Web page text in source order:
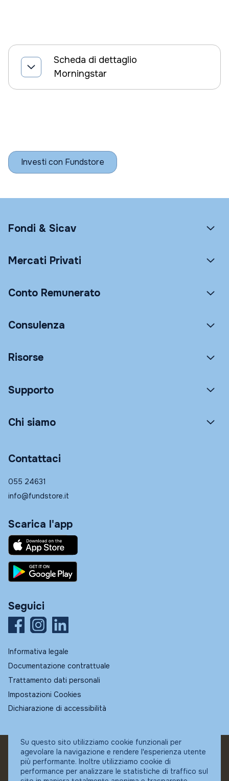
Scheda di dettaglio
Morningstar
Investi con Fundstore
Fondi & Sicav
Mercati Privati
Conto Remunerato
Consulenza
Risorse
Supporto
Chi siamo
Contattaci
055 24631
info@fundstore.it
Scarica l'app
Seguici
Informativa legale
Documentazione contrattuale
Trattamento dati personali
Impostazioni Cookies
Dichiarazione di accessibilità
© Fundstore
Collocatore autorizzato:
Banca Ifigest SpA
Su questo sito utilizziamo cookie funzionali per
agevolare la navigazione e rendere l'esperienza utente
più performante. Inoltre utilizziamo cookie di
performance per analizzare le statistiche di traffico sul